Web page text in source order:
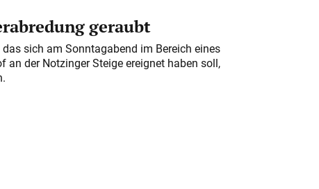
geraubt
sich am Sonntagabend im Bereich eines
der Notzinger Steige ereignet haben soll,